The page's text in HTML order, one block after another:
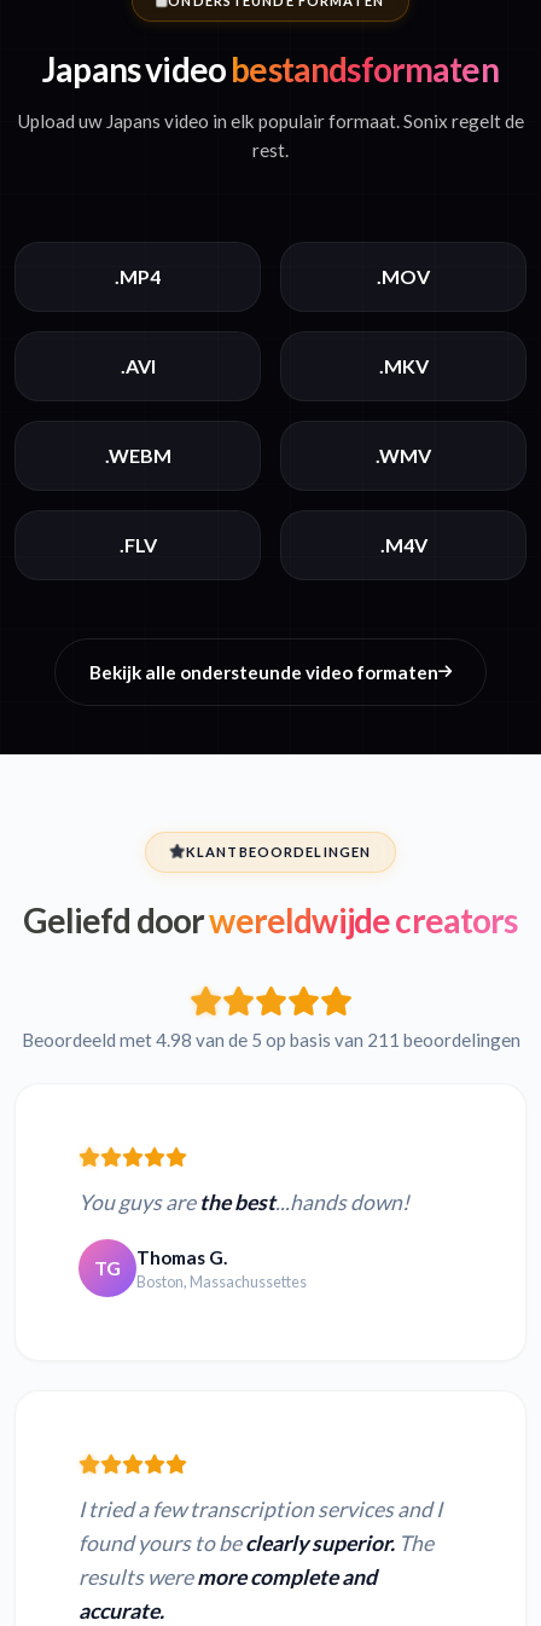
Japans videobestandsformaten
Upload uw Japans video in elk populair formaat. Sonix regelt de
rest.
.MP4 .MOV
.AVI .MKV
.WEBM .WMV
.FLV .M4V
Bekijk alle ondersteunde video formaten
KLANTBEOORDELINGEN
Geliefd doorwereldwijde creators
Beoordeeld met 4.98 van de 5 op basis van 211 beoordelingen
You guys arethe best...hands down!
TG Thomas G.
Boston, Massachussettes
I tried a few transcription services and I
found yours to beclearly superior. The
results weremore complete and
accurate.